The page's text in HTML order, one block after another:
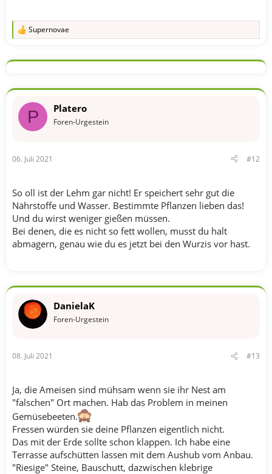
R
k
o
e
n
Supernovae
P Platero
Foren-Urgestein
06. Juli 2021 #12
So oll ist der Lehm gar nicht! Er speichert sehr gut die
Nährstoffe und Wasser. Bestimmte Pflanzen lieben das!
Und du wirst weniger gießen müssen.
Bei denen, die es nicht so fett wollen, musst du halt
abmagern, genau wie du es jetzt bei den Wurzis vor hast.
DanielaK
Foren-Urgestein
08. Juli 2021 #13
Ja, die Ameisen sind mühsam wenn sie ihr Nest am
"falschen" Ort machen. Hab das Problem in meinen
Gemüsebeeten.
Fressen würden sie deine Pflanzen eigentlich nicht.
Das mit der Erde sollte schon klappen. Ich habe eine
Terrasse aufschütten lassen mit dem Aushub vom Anbau.
"Riesige" Steine, Bauschutt, dazwischen klebrige